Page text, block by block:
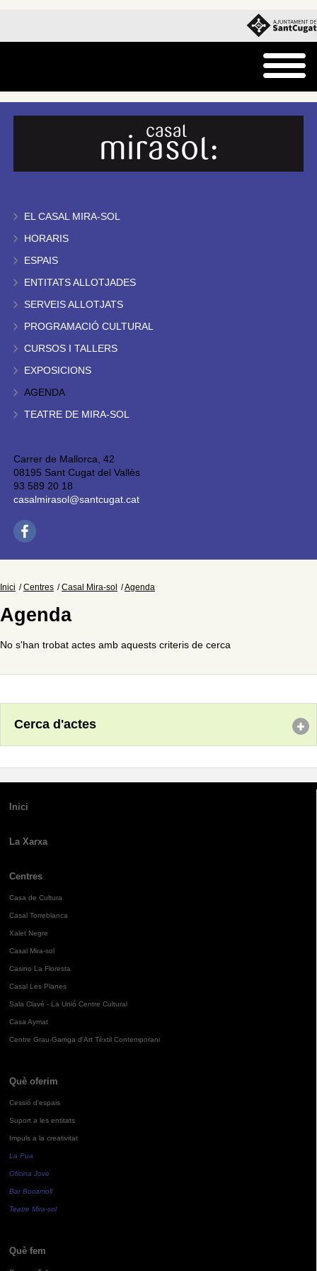
EL CASAL MIRA-SOL
HORARIS
ESPAIS
ENTITATS ALLOTJADES
SERVEIS ALLOTJATS
PROGRAMACIÓ CULTURAL
CURSOS I TALLERS
EXPOSICIONS
AGENDA
TEATRE DE MIRA-SOL
Carrer de Mallorca, 42
08195 Sant Cugat del Vallès
93 589 20 18
casalmirasol@santcugat.cat
Inici Centres Casal Mira-sol Agenda
Agenda
No s'han trobat actes amb aquests criteris de cerca
Cerca d'actes
Inici
La Xarxa
Centres
Casa de Cultura
Casal Torreblanca
Xalet Negre
Casal Mira-sol
Casino La Floresta
Casal Les Planes
Sala Clavé - La Unió Centre Cultural
Casa Aymat
Centre Grau-Garriga d'Art Tèxtil Contemporani
Què oferim
Cessió d'espais
Suport a les entitats
Impuls a la creativitat
La Pua
Oficina Jove
Bar Bocamoll
Teatre Mira-sol
Què fem